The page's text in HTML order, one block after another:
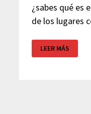
¿sabes qué es
de los lugares
¿HAY
EN
LEER MÁS